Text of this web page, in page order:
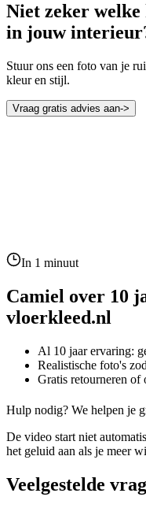
Niet zeker
in jouw
Stuur ons een foto van je
kleur en stijl.
Vraag gratis advies aan->
In 1 minuut
Camiel over 10
vloerkleed.nl
Al 10 jaar ervaring:
Realistische foto's
Gratis retourneren of
Hulp nodig? We helpen je
De video start niet
het geluid aan als je meer
Veelgestelde